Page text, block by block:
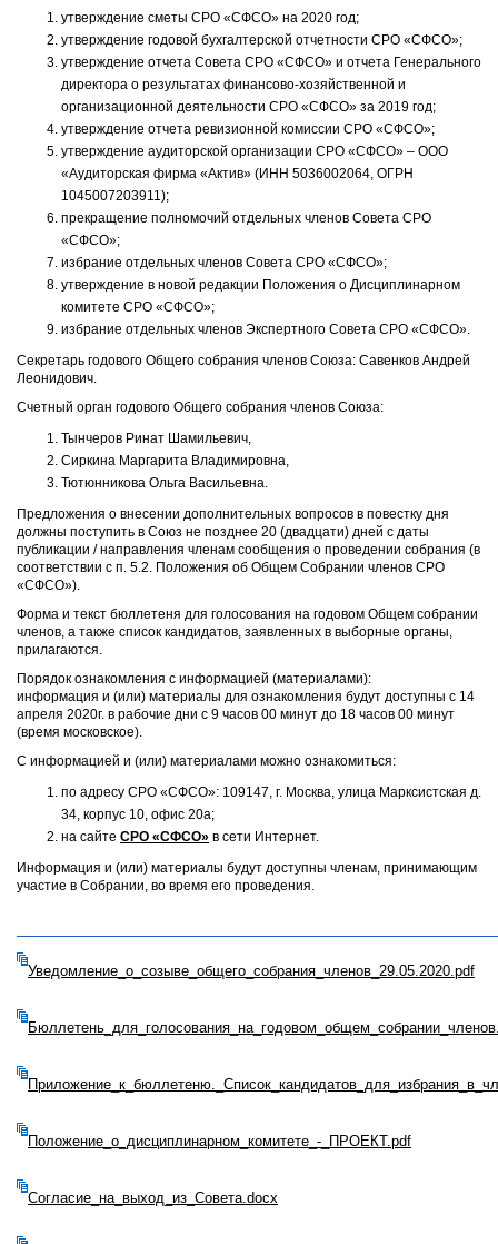
утверждение сметы СРО «СФСО» на 2020 год;
утверждение годовой бухгалтерской отчетности СРО «СФСО»;
утверждение отчета Совета СРО «СФСО» и отчета Генерального
директора о результатах финансово-хозяйственной и
организационной деятельности СРО «СФСО» за 2019 год;
утверждение отчета ревизионной комиссии СРО «СФСО»;
утверждение аудиторской организации СРО «СФСО» – ООО
«Аудиторская фирма «Актив» (ИНН 5036002064, ОГРН
1045007203911);
прекращение полномочий отдельных членов Совета СРО
«СФСО»;
избрание отдельных членов Совета СРО «СФСО»;
утверждение в новой редакции Положения о Дисциплинарном
комитете СРО «СФСО»;
избрание отдельных членов Экспертного Совета СРО «СФСО».
Секретарь годового Общего собрания членов Союза: Савенков Андрей
Леонидович.
Счетный орган годового Общего собрания членов Союза:
Тынчеров Ринат Шамильевич,
Сиркина Маргарита Владимировна,
Тютюнникова Ольга Васильевна.
Предложения о внесении дополнительных вопросов в повестку дня
должны поступить в Союз не позднее 20 (двадцати) дней с даты
публикации / направления членам сообщения о проведении собрания (в
соответствии с п. 5.2. Положения об Общем Собрании членов СРО
«СФСО»).
Форма и текст бюллетеня для голосования на годовом Общем собрании
членов, а также список кандидатов, заявленных в выборные органы,
прилагаются.
Порядок ознакомления с информацией (материалами):
информация и (или) материалы для ознакомления будут доступны с 14
апреля 2020г. в рабочие дни с 9 часов 00 минут до 18 часов 00 минут
(время московское).
С информацией и (или) материалами можно ознакомиться:
по адресу СРО «СФСО»: 109147, г. Москва, улица Марксистская д.
34, корпус 10, офис 20а;
на сайте СРО «СФСО» в сети Интернет.
Информация и (или) материалы будут доступны членам, принимающим
участие в Собрании, во время его проведения.
Уведомление_о_созыве_общего_собрания_членов_29.05.2020.pdf
Положение_о_дисциплинарном_комитете_-_ПРОЕКТ.pdf
Согласие_на_выход_из_Совета.docx